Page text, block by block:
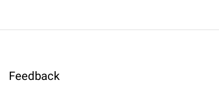
Feedback